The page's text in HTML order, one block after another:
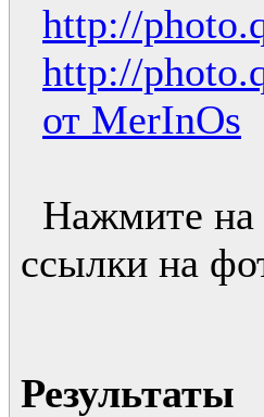
http://
http://
от MerInOs
Нажмите на
ссылки на
Результаты